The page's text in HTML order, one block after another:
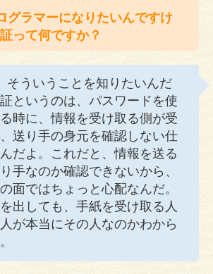
グラマーになりたいんですけ
って何ですか？
そういうことを知りたいんだ
というのは、パスワードを使
時に、情報を受け取る側が受
送り手の身元を確認しない仕
だよ。これだと、情報を送る
手なのか確認できないから、
面ではちょっと心配なんだ。
出しても、手紙を受け取る人
が本当にその人なのかわから